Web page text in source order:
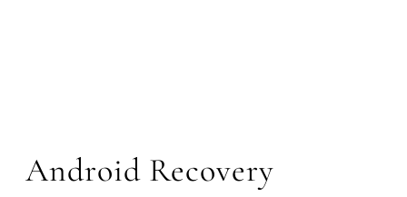
Android Recovery